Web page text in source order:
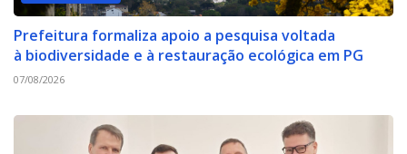
Prefeitura formaliza apoio a pesquisa voltada
à biodiversidade e à restauração ecológica em PG
07/08/2026